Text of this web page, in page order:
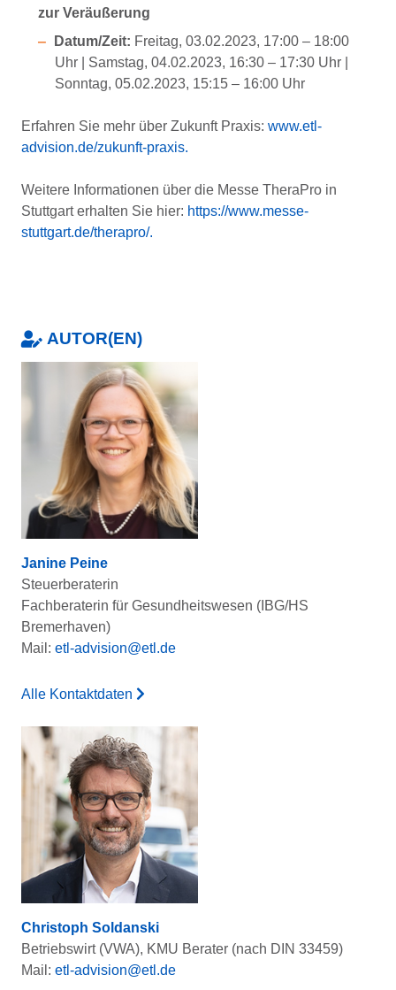
zur Veräußerung
Datum/Zeit: Freitag, 03.02.2023, 17:00 – 18:00
Uhr | Samstag, 04.02.2023, 16:30 – 17:30 Uhr |
Sonntag, 05.02.2023, 15:15 – 16:00 Uhr
Erfahren Sie mehr über Zukunft Praxis: www.etl-
advision.de/zukunft-praxis.
Weitere Informationen über die Messe TheraPro in
Stuttgart erhalten Sie hier: https://www.messe-
stuttgart.de/therapro/.
AUTOR(EN)
Janine Peine
Steuerberaterin
Fachberaterin für Gesundheitswesen (IBG/HS
Bremerhaven)
Mail: etl-advision@etl.de
Alle Kontaktdaten
Christoph Soldanski
Betriebswirt (VWA), KMU Berater (nach DIN 33459)
Mail: etl-advision@etl.de